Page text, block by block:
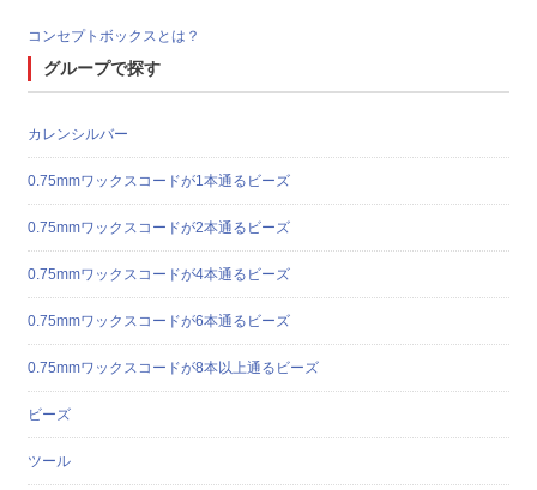
コンセプトボックスとは？
グループで探す
カレンシルバー
0.75mmワックスコードが1本通るビーズ
0.75mmワックスコードが2本通るビーズ
0.75mmワックスコードが4本通るビーズ
0.75mmワックスコードが6本通るビーズ
0.75mmワックスコードが8本以上通るビーズ
ビーズ
ツール